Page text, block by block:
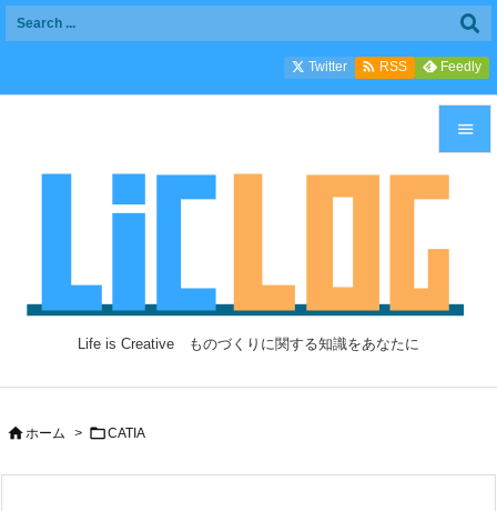
Life is Creative ものづくりに関する知識をあなたに

前へ

Twitter  RSS Feedly
ホーム > CATIA